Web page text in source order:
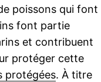
poissons qui font
font partie
et contribuent
protéger cette
protégées. À titre